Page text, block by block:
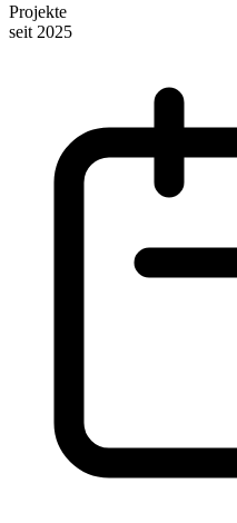
Projekte
seit 2025